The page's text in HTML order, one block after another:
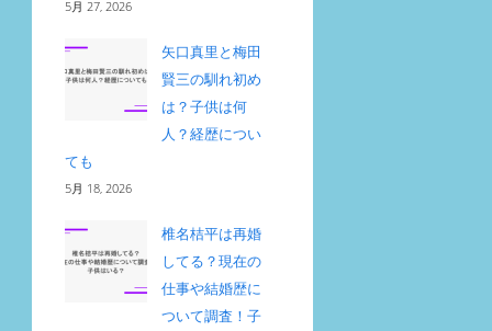
5月 27, 2026
矢口真里と梅田
賢三の馴れ初め
は？子供は何
人？経歴につい
ても
5月 18, 2026
椎名桔平は再婚
してる？現在の
仕事や結婚歴に
ついて調査！子